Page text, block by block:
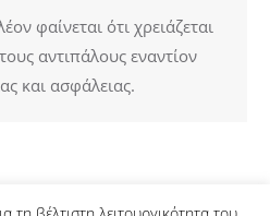
φαίνεται ότι χρειάζεται
αντιπάλους εναντίον
και ασφάλειας.